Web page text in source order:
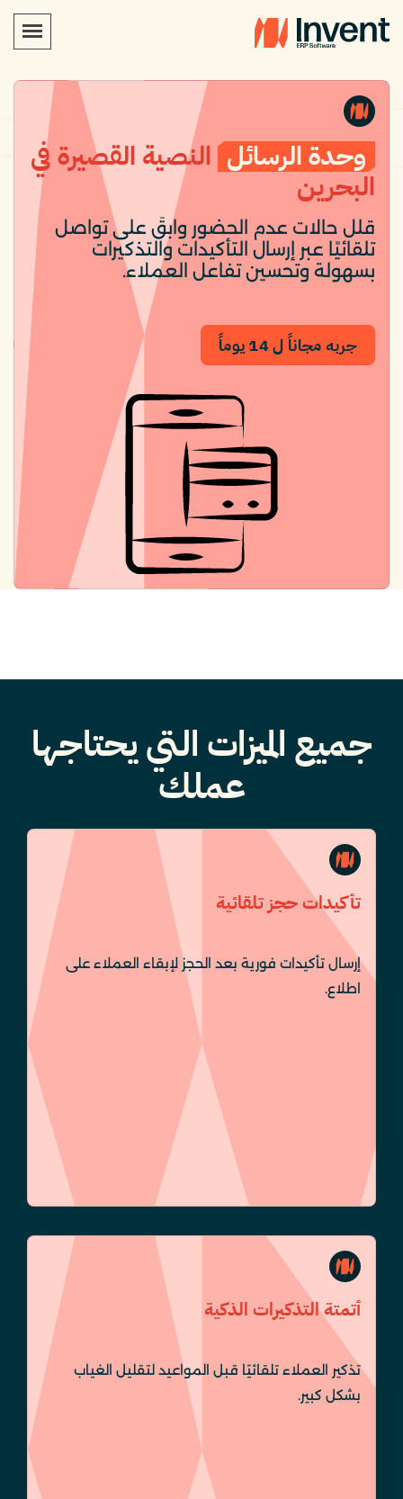
وحدة الرسائل النصية القصيرة في
البحرين
قلل حالات عدم الحضور وابقَ على تواصل
تلقائيًا عبر إرسال التأكيدات والتذكيرات
بسهولة وتحسين تفاعل العملاء.
جربه مجاناً ل 14 يوماً
جميع الميزات التي يحتاجها
عملك
تأكيدات حجز تلقائية
إرسال تأكيدات فورية بعد الحجز لإبقاء العملاء على
اطلاع.
أتمتة التذكيرات الذكية
تذكير العملاء تلقائيًا قبل المواعيد لتقليل الغياب
بشكل كبير.